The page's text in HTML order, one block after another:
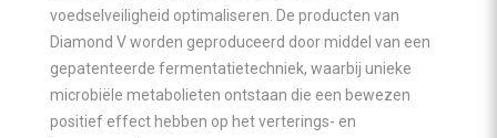
voedselveiligheid optimaliseren. De producten van
Diamond V worden geproduceerd door middel van een
gepatenteerde fermentatietechniek, waarbij unieke
microbiële metabolieten ontstaan die een bewezen
positief effect hebben op het verterings- en